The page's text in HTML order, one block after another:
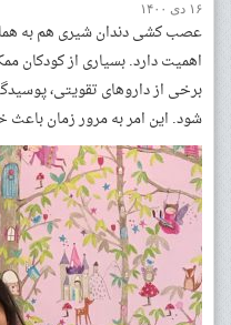
۱۶ دی ۱۴۰۰
عصب کشی دندان شیری هم به
اهمیت دارد. بسیاری از کودکان
برخی از داروهای تقویتی،
شود. این امر به مرور زمان